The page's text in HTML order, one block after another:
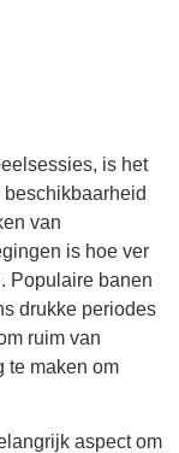
is het
van
is hoe ver
Populaire banen
drukke periodes
ruim van
te maken om
aspect om